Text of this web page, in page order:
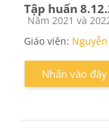
Tập huấn
Các loại khóa học
Năm 2021 và
Giáo viên:
Nhấn vào